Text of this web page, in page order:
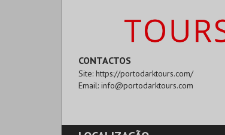
CONTACTOS
Site: https://portodarktours.com/
Email: info@portodarktours.com